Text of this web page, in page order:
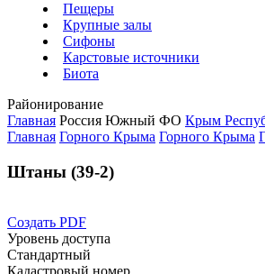
Пещеры
Крупные залы
Сифоны
Карстовые источники
Биота
Районирование
Главная Россия Южный ФО Крым
Главная Горного Крыма Горного Крыма
Штаны (39-2)
Создать PDF
Уровень доступа
Стандартный